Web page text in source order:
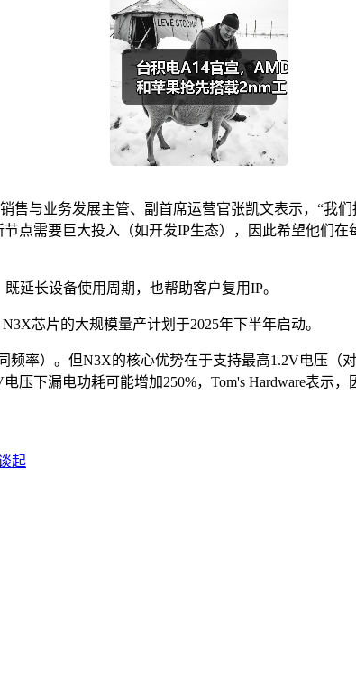
售与业务发展主管、副首席运营官张凯文表示，“我
点需要巨大投入（如开发IP生态），因此希望他们
延长设备使用周期，也帮助客户复用IP。
芯片的大规模量产计划于2025年下半年启动。
率）。但N3X的核心优势在于支持最高1.2V电压（
下漏电功耗可能增加250%，Tom's Hardware表示，
起